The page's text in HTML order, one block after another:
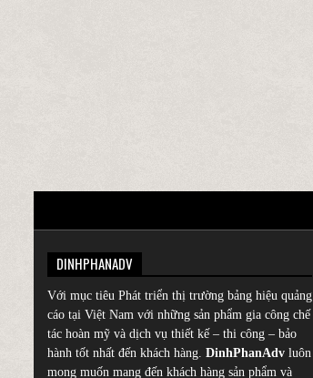
DINHPHANADV
Với mục tiêu Phát triển thị trường bảng hiệu quảng
cáo tại Việt Nam với những sản phẩm gia công chế
tác hoàn mỹ và dịch vụ thiết kế – thi công – bảo
hành tốt nhất đến khách hàng. DinhPhanAdv luôn
mong muốn mang đến khách hàng sản phẩm và